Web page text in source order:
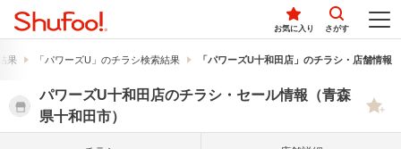
お気に入り さがす
果 「パワーズU」のチラシ検索結果 「パワーズU十和田店」のチラシ・店舗情報
パワーズU十和田店のチラシ・セール情報（青森
県十和田市）